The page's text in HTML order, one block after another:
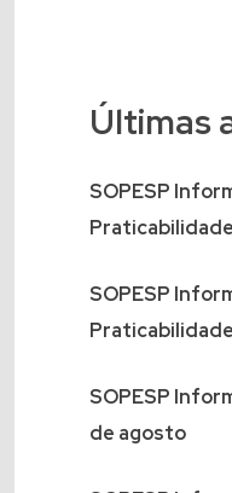
Últimas
SOPESP
SOPESP
SOPESP
de agosto